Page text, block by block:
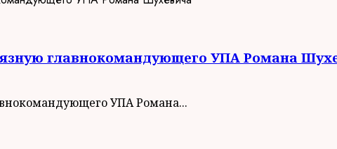
главнокомандующего УПА Романа
УПА Романа...